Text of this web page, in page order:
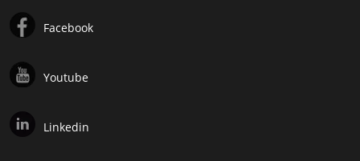
Facebook
Youtube
Linkedin